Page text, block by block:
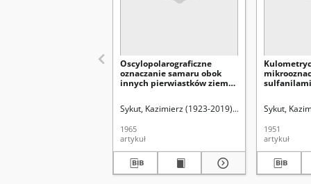
Oscylopolarograficzne
oznaczanie samaru obok
innych pierwiastków ziem
Sykut, Kazimierz (1923-2019).
Hubicki,
1965
artykuł
Sykut,
1951
artykuł